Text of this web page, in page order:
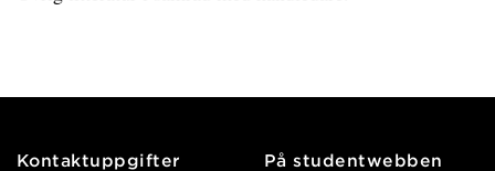
Kontaktuppgifter
På studentwebben